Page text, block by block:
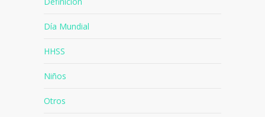
Día Mundial
HHSS
Niños
Otros